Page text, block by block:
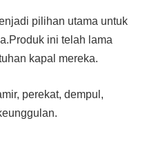
pilihan utama untuk
ini telah lama
kapal mereka.
perekat, dempul,